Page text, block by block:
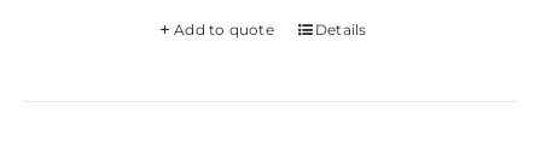
Add to quote Details